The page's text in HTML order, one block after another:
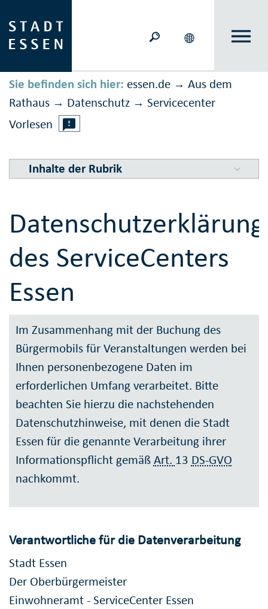
Sie befinden sich hier: essen.de → Aus dem
Rathaus → Daten­schutz → Servicecenter
Vorlesen
Inhalte der Rubrik
Datenschutzerklärung
des ServiceCenters
Essen
Im Zusammenhang mit der Buchung des
Bürgermobils für Veranstaltungen werden bei
Ihnen personenbezogene Daten im
erforderlichen Umfang verarbeitet. Bitte
beachten Sie hierzu die nachstehenden
Datenschutzhinweise, mit denen die Stadt
Essen für die genannte Verarbeitung ihrer
Informationspflicht gemäßArt. 13 DS-GVO
nachkommt.
Verantwortliche für die Datenverarbeitung
Stadt Essen
Der Oberbürgermeister
Einwohneramt - ServiceCenter Essen